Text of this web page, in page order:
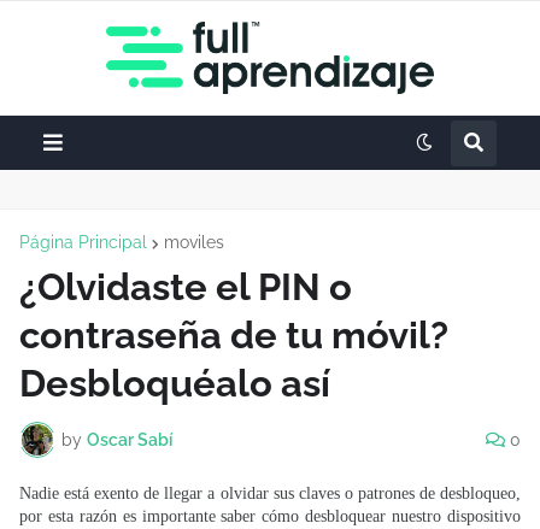
Página Principal moviles
¿Olvidaste el PIN o
contraseña de tu móvil?
Desbloquéalo así
by Oscar Sabí 0
Nadie está exento de llegar a olvidar sus claves o patrones de desbloqueo,
por esta razón es importante saber cómo desbloquear nuestro dispositivo